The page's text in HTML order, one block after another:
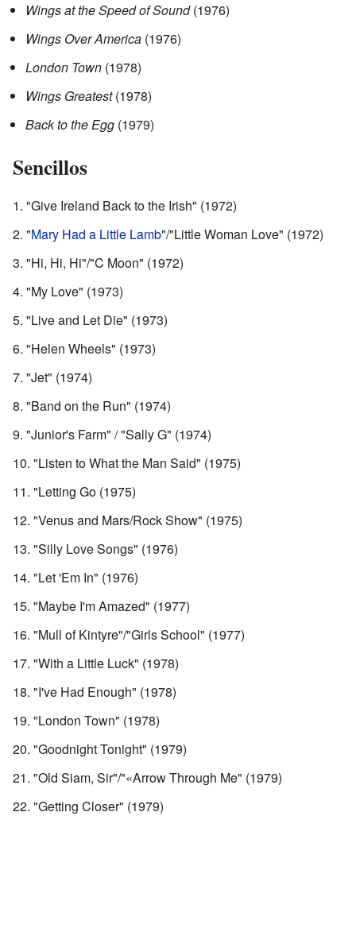
Wings at the Speed of Sound(1976)
Wings Over America (1976)
London Town (1978)
Wings Greatest(1978)
Back to the Egg (1979)
Sencillos
"Give Ireland Back to the Irish" (1972)
"Mary Had a Little Lamb"/"Little Woman Love" (1972)
"Hi, Hi, Hi"/"C Moon" (1972)
"My Love" (1973)
"Live and Let Die" (1973)
"Helen Wheels" (1973)
"Jet" (1974)
"Band on the Run" (1974)
"Junior's Farm" / "Sally G" (1974)
"Listen to What the Man Said" (1975)
"Letting Go (1975)
"Venus and Mars/Rock Show" (1975)
"Silly Love Songs" (1976)
"Let 'Em In" (1976)
"Maybe I'm Amazed" (1977)
"Mull of Kintyre"/"Girls School" (1977)
"With a Little Luck" (1978)
"I've Had Enough" (1978)
"London Town" (1978)
"Goodnight Tonight" (1979)
"Old Siam, Sir"/"«Arrow Through Me" (1979)
"Getting Closer" (1979)